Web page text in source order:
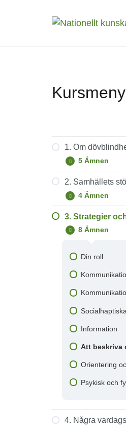
Kursmeny
1. Om
Expandera
1.
Om
dövblindhet
5 Ämnen
Nordisk
Begreppet
Våra sinnen
Orsaker
2. Samhällets
Expandera
2.
Samhällets
stöd
4 Ämnen
Insatser enligt
Att få tillgång
Övrigt stöd
3. Strategier
Minimera
3.
metoder
8 Ämnen
Din roll
Information
Att beskriva
Orientering
Psykisk och
4. Några